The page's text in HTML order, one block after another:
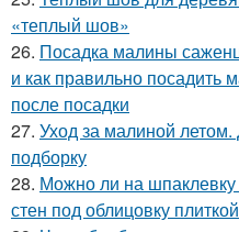
«теплый шов»
26. Посадка малины
и как правильно посадить
после посадки
27. Уход за малиной
подборку
28. Можно ли на шпаклевку
стен под облицовку плиткой